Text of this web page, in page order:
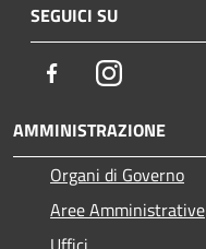
SEGUICI SU
FacebookInstagram
AMMINISTRAZIONE
Organi di Governo
Aree Amministrative